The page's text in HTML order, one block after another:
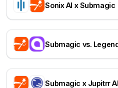
Sonix AI x Submagic
Submagic vs.
Submagic x Jupitrr AI